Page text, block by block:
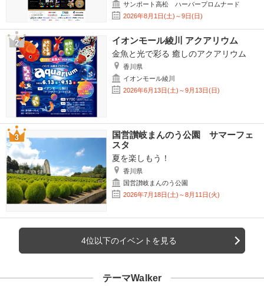
サンポート高松 ハーバープロムナード
2026年8月1日(土)～9日(日)
イオンモール綾川 アクアリウム
金魚と光で彩る 癒しのアクアリウム
香川県
イオンモール綾川
2026年6月13日(土)～9月13日(日)
国営讃岐まんのう公園 サマーフェ
スタ
夏を楽しもう！
香川県
国営讃岐まんのう公園
2026年7月18日(土)～8月11日(火)
4位以下のイベントを見る
テーマWalker